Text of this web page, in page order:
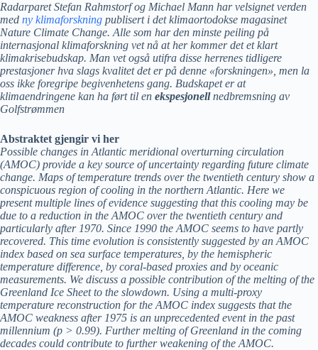
Radarparet Stefan Rahmstorf og Michael Mann har velsignet verden
med ny klimaforskning publisert i det klimaortodokse magasinet
Nature Climate Change. Alle som har den minste peiling på
internasjonal klimaforskning vet nå at her kommer det et klart
klimakrisebudskap. Man vet også utifra disse herrenes tidligere
prestasjoner hva slags kvalitet det er på denne «forskningen», men la
oss ikke foregripe begivenhetens gang. Budskapet er at
klimaendringene kan ha ført til en ekspesjonellnedbremsning av
Golfstrømmen
Abstraktet gjengir vi her
Possible changes in Atlantic meridional overturning circulation
(AMOC) provide a key source of uncertainty regarding future climate
change. Maps of temperature trends over the twentieth century show a
conspicuous region of cooling in the northern Atlantic. Here we
present multiple lines of evidence suggesting that this cooling may be
due to a reduction in the AMOC over the twentieth century and
particularly after 1970. Since 1990 the AMOC seems to have partly
recovered. This time evolution is consistently suggested by an AMOC
index based on sea surface temperatures, by the hemispheric
temperature difference, by coral-based proxies and by oceanic
measurements. We discuss a possible contribution of the melting of the
Greenland Ice Sheet to the slowdown. Using a multi-proxy
temperature reconstruction for the AMOC index suggests that the
AMOC weakness after 1975 is an unprecedented event in the past
millennium (p > 0.99). Further melting of Greenland in the coming
decades could contribute to further weakening of the AMOC.